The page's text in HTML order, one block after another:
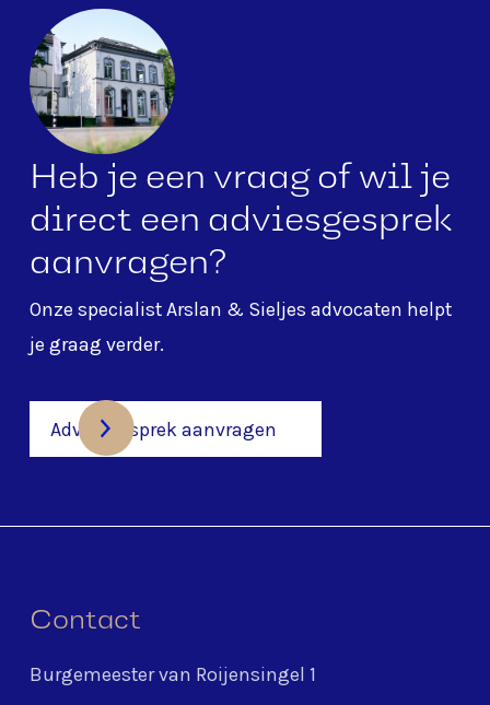
Heb je een vraag of wil je
direct een adviesgesprek
aanvragen?
Onze specialist Arslan & Sieljes advocaten helpt
je graag verder.
Adviesgesprek aanvragen
Contact
Burgemeester van Roijensingel 1